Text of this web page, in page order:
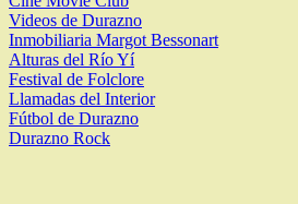
Videos de Durazno
Inmobiliaria Margot Bessonart
Alturas del Río Yí
Festival de Folclore
Llamadas del Interior
Fútbol de Durazno
Durazno Rock